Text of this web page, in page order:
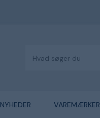
NYHEDER VAREMÆRKER